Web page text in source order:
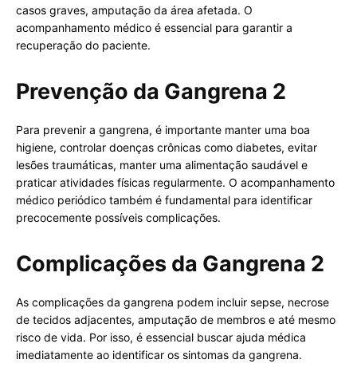
casos graves, amputação da área afetada. O
acompanhamento médico é essencial para garantir a
recuperação do paciente.
Prevenção da Gangrena 2
Para prevenir a gangrena, é importante manter uma boa
higiene, controlar doenças crônicas como diabetes, evitar
lesões traumáticas, manter uma alimentação saudável e
praticar atividades físicas regularmente. O acompanhamento
médico periódico também é fundamental para identificar
precocemente possíveis complicações.
Complicações da Gangrena 2
As complicações da gangrena podem incluir sepse, necrose
de tecidos adjacentes, amputação de membros e até mesmo
risco de vida. Por isso, é essencial buscar ajuda médica
imediatamente ao identificar os sintomas da gangrena.